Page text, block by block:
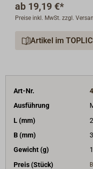
ab 19,19 €*
Preise inkl. MwSt. zzgl.
Artikel im
Art-Nr.
Ausführung
L (mm)
B (mm)
Gewicht (g)
Preis (Stück)